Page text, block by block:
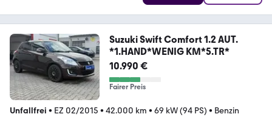
Suzuki Swift Comfort 1.2 AUT.
*1.HAND*WENIG KM*5.TR*
10.990 €
Fairer Preis
Unfallfrei • EZ 02/2015 • 42.000 km • 69 kW (94 PS) • Benzin